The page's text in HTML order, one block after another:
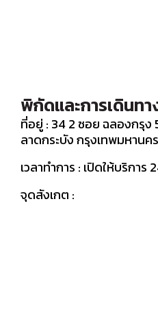
พิกัดและการเดินทา
ที่อยู่ : 34 2 ซอย ฉลองกรุง
ลาดกระบัง กรุงเทพมหานค
เวลาทำการ : เปิดให้บริการ
จุดสังเกต :